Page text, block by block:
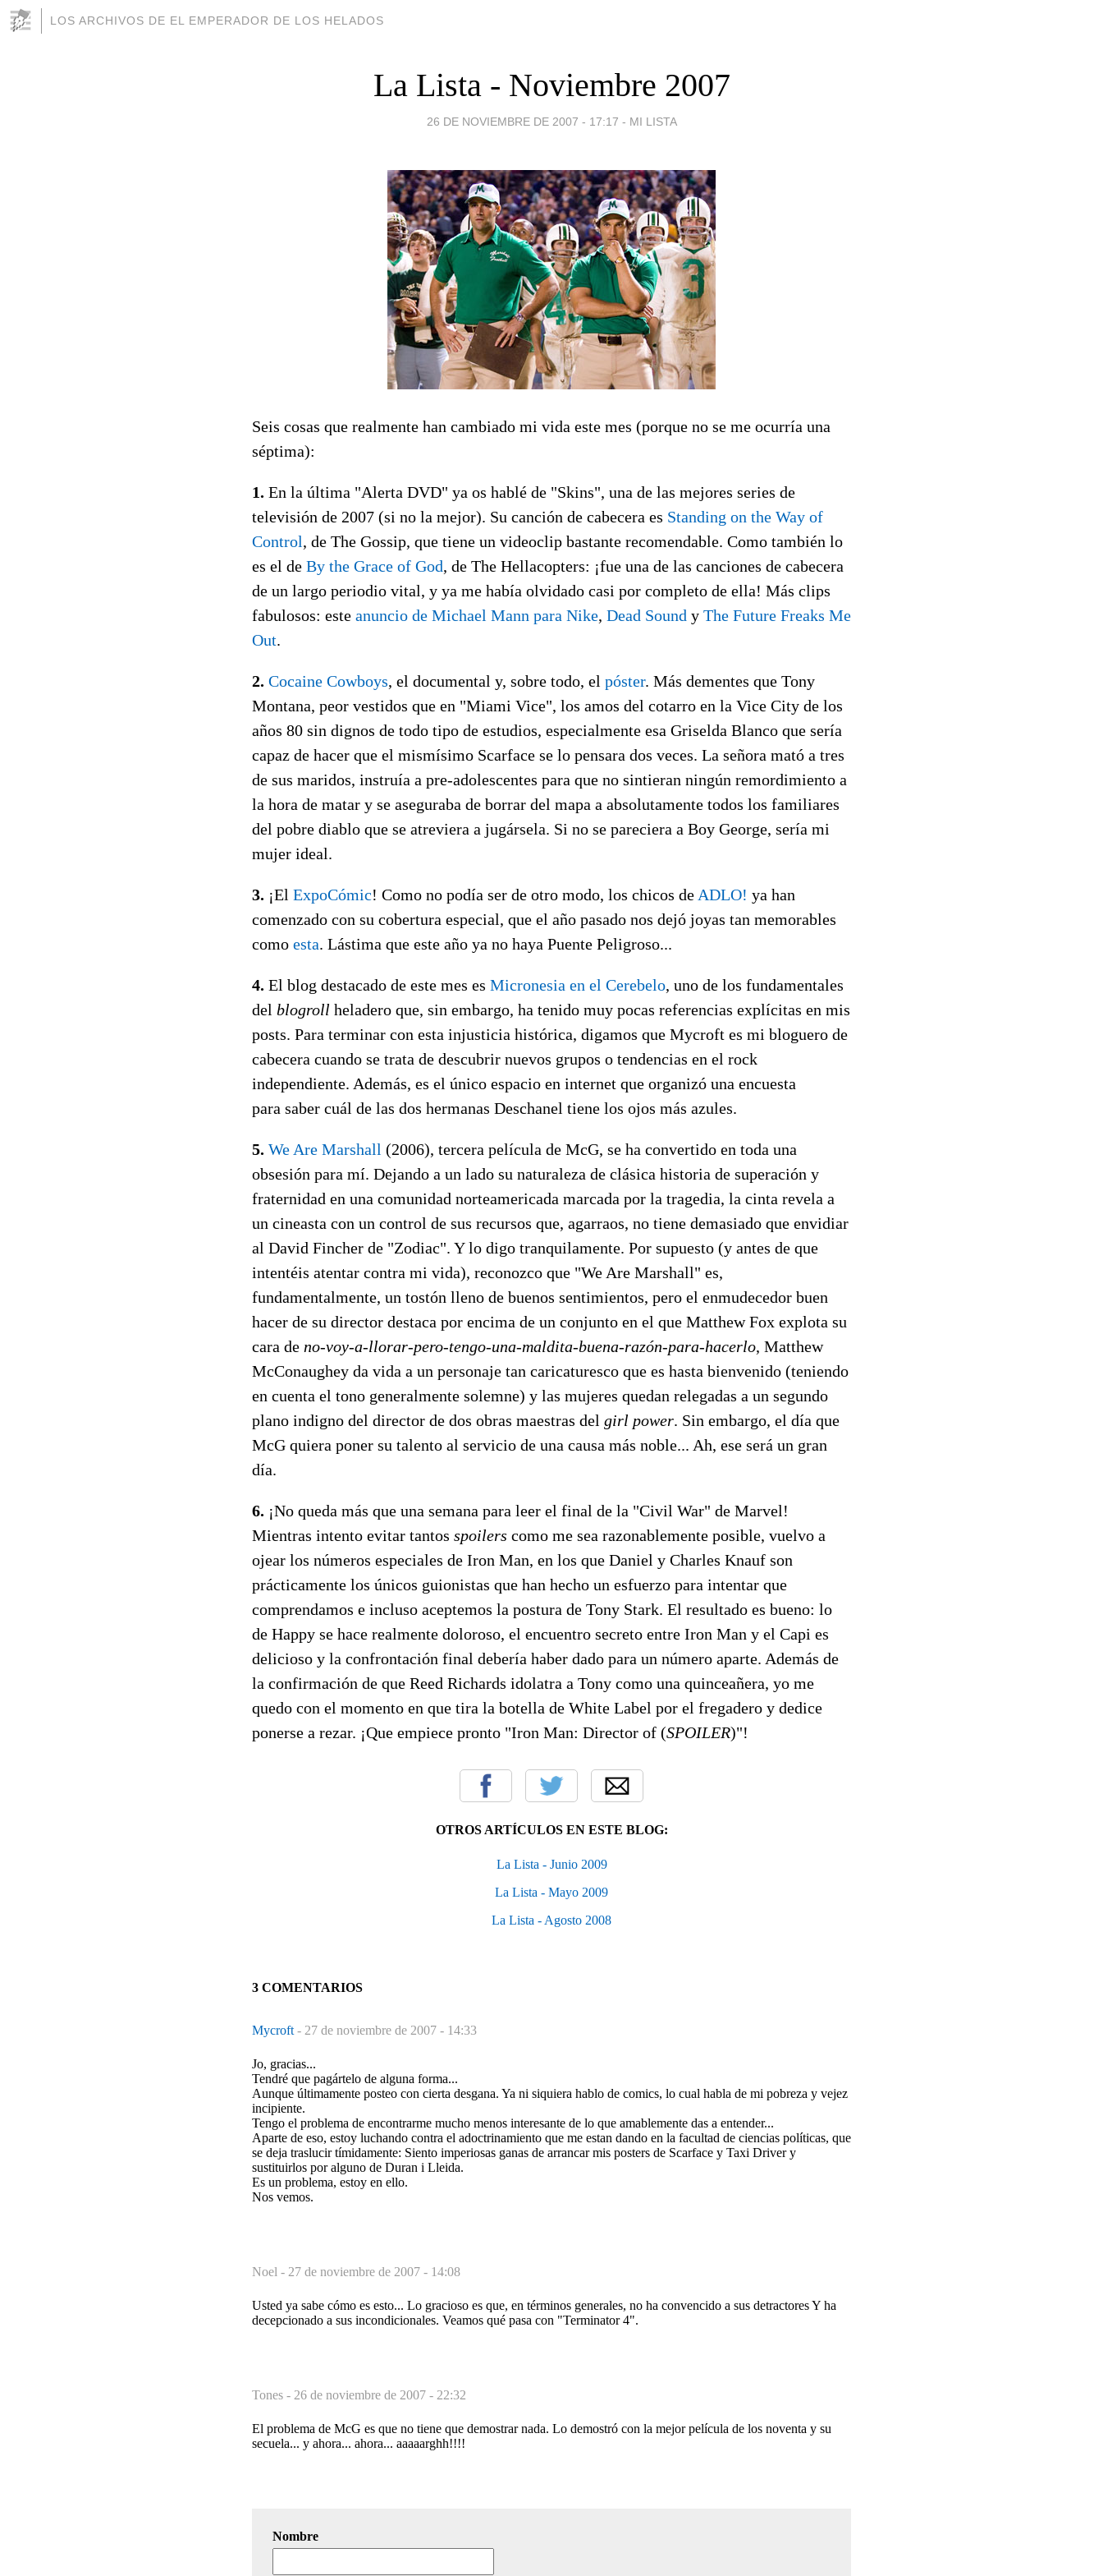
LOS ARCHIVOS DE EL EMPERADOR DE LOS HELADOS
La Lista - Noviembre 2007
26 DE NOVIEMBRE DE 2007 - 17:17 - MI LISTA
Seis cosas que realmente han cambiado mi vida este mes (porque no se me ocurría una
séptima):
1. En la última "Alerta DVD" ya os hablé de "Skins", una de las mejores series de
televisión de 2007 (si no la mejor). Su canción de cabecera es Standing on the Way of
Control, de The Gossip, que tiene un videoclip bastante recomendable. Como también lo
es el de By the Grace of God, de The Hellacopters: ¡fue una de las canciones de cabecera
de un largo periodio vital, y ya me había olvidado casi por completo de ella! Más clips
fabulosos: este anuncio de Michael Mann para Nike, Dead Sound y The Future Freaks Me
Out.
2. Cocaine Cowboys, el documental y, sobre todo, el póster. Más dementes que Tony
Montana, peor vestidos que en "Miami Vice", los amos del cotarro en la Vice City de los
años 80 sin dignos de todo tipo de estudios, especialmente esa Griselda Blanco que sería
capaz de hacer que el mismísimo Scarface se lo pensara dos veces. La señora mató a tres
de sus maridos, instruía a pre-adolescentes para que no sintieran ningún remordimiento a
la hora de matar y se aseguraba de borrar del mapa a absolutamente todos los familiares
del pobre diablo que se atreviera a jugársela. Si no se pareciera a Boy George, sería mi
mujer ideal.
3. ¡El ExpoCómic! Como no podía ser de otro modo, los chicos de ADLO! ya han
comenzado con su cobertura especial, que el año pasado nos dejó joyas tan memorables
como esta. Lástima que este año ya no haya Puente Peligroso...
4. El blog destacado de este mes es Micronesia en el Cerebelo, uno de los fundamentales
del blogroll heladero que, sin embargo, ha tenido muy pocas referencias explícitas en mis
posts. Para terminar con esta injusticia histórica, digamos que Mycroft es mi bloguero de
cabecera cuando se trata de descubrir nuevos grupos o tendencias en el rock
independiente. Además, es el único espacio en internet que organizó una encuesta
para saber cuál de las dos hermanas Deschanel tiene los ojos más azules.
5. We Are Marshall (2006), tercera película de McG, se ha convertido en toda una
obsesión para mí. Dejando a un lado su naturaleza de clásica historia de superación y
fraternidad en una comunidad norteamericada marcada por la tragedia, la cinta revela a
un cineasta con un control de sus recursos que, agarraos, no tiene demasiado que envidiar
al David Fincher de "Zodiac". Y lo digo tranquilamente. Por supuesto (y antes de que
intentéis atentar contra mi vida), reconozco que "We Are Marshall" es,
fundamentalmente, un tostón lleno de buenos sentimientos, pero el enmudecedor buen
hacer de su director destaca por encima de un conjunto en el que Matthew Fox explota su
cara de no-voy-a-llorar-pero-tengo-una-maldita-buena-razón-para-hacerlo, Matthew
McConaughey da vida a un personaje tan caricaturesco que es hasta bienvenido (teniendo
en cuenta el tono generalmente solemne) y las mujeres quedan relegadas a un segundo
plano indigno del director de dos obras maestras del girl power. Sin embargo, el día que
McG quiera poner su talento al servicio de una causa más noble... Ah, ese será un gran
día.
6. ¡No queda más que una semana para leer el final de la "Civil War" de Marvel!
Mientras intento evitar tantos spoilers como me sea razonablemente posible, vuelvo a
ojear los números especiales de Iron Man, en los que Daniel y Charles Knauf son
prácticamente los únicos guionistas que han hecho un esfuerzo para intentar que
comprendamos e incluso aceptemos la postura de Tony Stark. El resultado es bueno: lo
de Happy se hace realmente doloroso, el encuentro secreto entre Iron Man y el Capi es
delicioso y la confrontación final debería haber dado para un número aparte. Además de
la confirmación de que Reed Richards idolatra a Tony como una quinceañera, yo me
quedo con el momento en que tira la botella de White Label por el fregadero y dedice
ponerse a rezar. ¡Que empiece pronto "Iron Man: Director of (SPOILER)"!
OTROS ARTÍCULOS EN ESTE BLOG:
La Lista - Junio 2009
La Lista - Mayo 2009
La Lista - Agosto 2008
3 COMENTARIOS
Mycroft - 27 de noviembre de 2007 - 14:33
Jo, gracias...
Tendré que pagártelo de alguna forma...
Aunque últimamente posteo con cierta desgana. Ya ni siquiera hablo de comics, lo cual habla de mi pobreza y vejez
incipiente.
Tengo el problema de encontrarme mucho menos interesante de lo que amablemente das a entender...
Aparte de eso, estoy luchando contra el adoctrinamiento que me estan dando en la facultad de ciencias políticas, que
se deja traslucir tímidamente: Siento imperiosas ganas de arrancar mis posters de Scarface y Taxi Driver y
sustituirlos por alguno de Duran i Lleida.
Es un problema, estoy en ello.
Nos vemos.
Noel - 27 de noviembre de 2007 - 14:08
Usted ya sabe cómo es esto... Lo gracioso es que, en términos generales, no ha convencido a sus detractores Y ha
decepcionado a sus incondicionales. Veamos qué pasa con "Terminator 4".
Tones - 26 de noviembre de 2007 - 22:32
El problema de McG es que no tiene que demostrar nada. Lo demostró con la mejor película de los noventa y su
secuela... y ahora... ahora... aaaaarghh!!!!
Nombre